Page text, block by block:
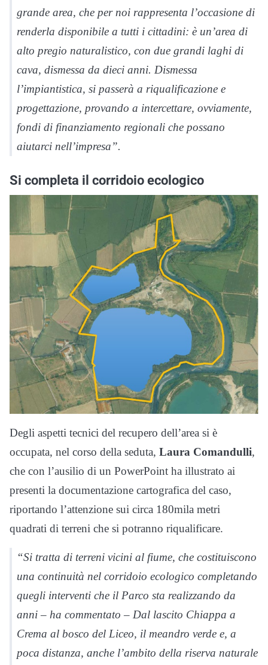
grande area, che per noi rappresenta l’occasione di
renderla disponibile a tutti i cittadini: è un’area di
alto pregio naturalistico, con due grandi laghi di
cava, dismessa da dieci anni. Dismessa
l’impiantistica, si passerà a riqualificazione e
progettazione, provando a intercettare, ovviamente,
fondi di finanziamento regionali che possano
aiutarci nell’impresa”.
Si completa il corridoio ecologico
Degli aspetti tecnici del recupero dell’area si è
occupata, nel corso della seduta, Laura Comandulli,
che con l’ausilio di un PowerPoint ha illustrato ai
presenti la documentazione cartografica del caso,
riportando l’attenzione sui circa 180mila metri
quadrati di terreni che si potranno riqualificare.
“Si tratta di terreni vicini al fiume, che costituiscono
una continuità nel corridoio ecologico completando
quegli interventi che il Parco sta realizzando da
anni – ha commentato – Dal lascito Chiappa a
Crema al bosco del Liceo, il meandro verde e, a
poca distanza, anche l’ambito della riserva naturale